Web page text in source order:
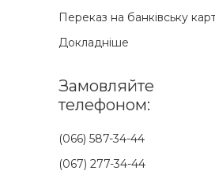
Переказ на банківську
Докладніше
Замовляйте
телефоном:
(066) 587-34-44
(067) 277-34-44